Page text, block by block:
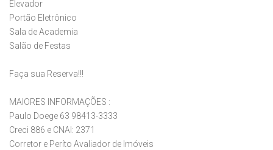
Elevador
Portão Eletrônico
Sala de Academia
Salão de Festas
Faça sua Reserva!!!
MAIORES INFORMAÇÕES :
Paulo Doege 63 98413-3333
Creci 886 e CNAI: 2371
Corretor e Períto Avaliador de Imóveis